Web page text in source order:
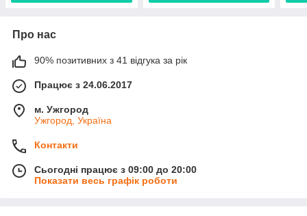
Про нас
90% позитивних з 41 відгука за рік
Працює з 24.06.2017
м. Ужгород
Ужгород, Україна
Контакти
Сьогодні працює з 09:00 до 20:00
Показати весь графік роботи